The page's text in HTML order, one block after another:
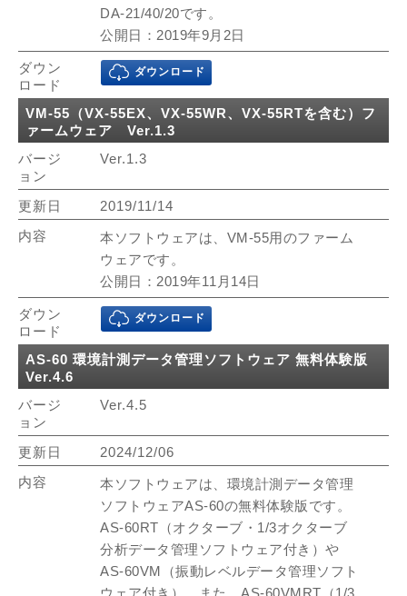
DA-21/40/20です。
公開日：2019年9月2日
ダウンロード
VM-55（VX-55EX、VX-55WR、VX-55RTを含む）フ
ァームウェア Ver.1.3
Ver.1.3
2019/11/14
本ソフトウェアは、VM-55用のファーム
ウェアです。
公開日：2019年11月14日
ダウンロード
AS-60 環境計測データ管理ソフトウェア 無料体験版
Ver.4.6
Ver.4.5
2024/12/06
本ソフトウェアは、環境計測データ管理
ソフトウェアAS-60の無料体験版です。
AS-60RT（オクターブ・1/3オクターブ
分析データ管理ソフトウェア付き）や
AS-60VM（振動レベルデータ管理ソフト
ウェア付き）、また、AS-60VMRT（1/3